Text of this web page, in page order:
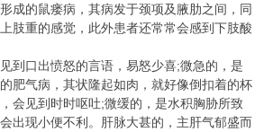
成的鼠瘘病，其病发于颈项及腋肋之间，同
肢重的感觉，此外患者还常常会感到下肢酸
口出愤怒的言语，易怒少喜;微急的，是
肥气病，其状隆起如肉，就好像倒扣着的杯
会见到时时呕吐;微缓的，是水积胸胁所致
出现小便不利。肝脉大甚的，主肝气郁盛而